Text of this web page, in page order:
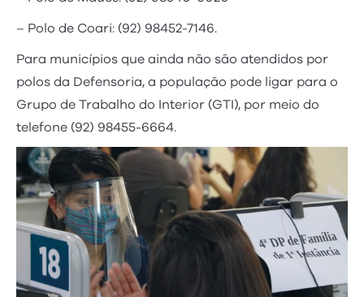
– Polo de Coari: (92) 98452-7146.
Para municípios que ainda não são atendidos por
polos da Defensoria, a população pode ligar para o
Grupo de Trabalho do Interior (GTI), por meio do
telefone (92) 98455-6664.